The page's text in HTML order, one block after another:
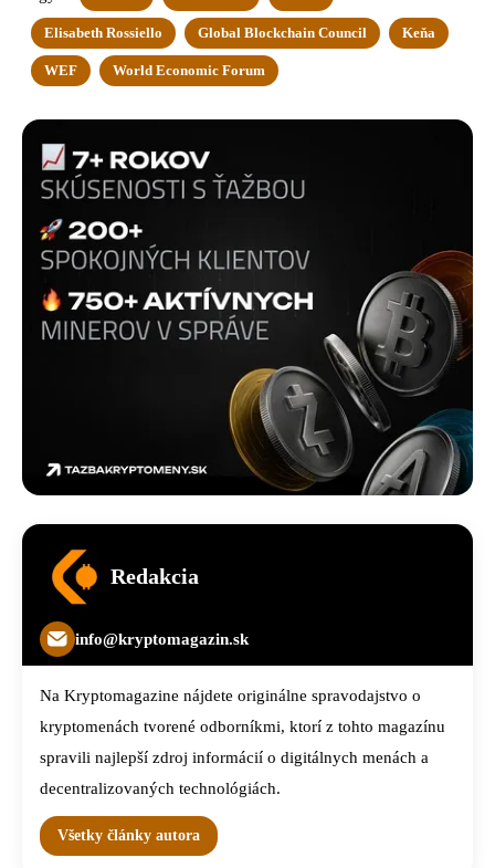
Elisabeth Rossiello Global Blockchain Council Keňa
WEF World Economic Forum
Redakcia
info@kryptomagazin.sk
Na Kryptomagazine nájdete originálne spravodajstvo o
kryptomenách tvorené odborníkmi, ktorí z tohto magazínu
spravili najlepší zdroj informácií o digitálnych menách a
decentralizovaných technológiách.
Všetky články autora